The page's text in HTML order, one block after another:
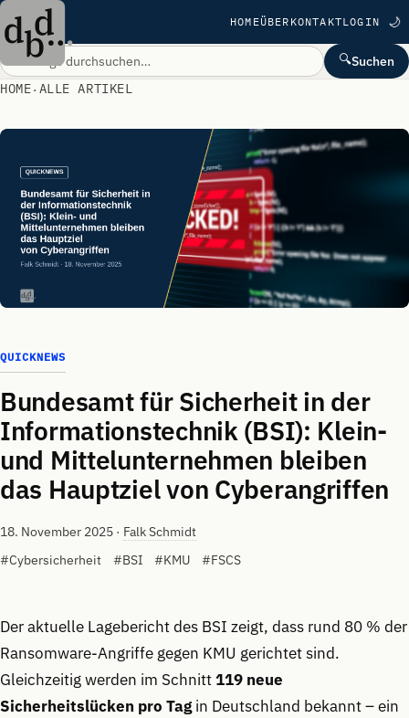
HOMEÜBER KONTAKTLOGIN 🌙
🔍Suchen
HOME· ALLE ARTIKEL
QUICKNEWS
Bundesamt für Sicherheit in der
Informationstechnik (BSI): Klein-
und Mittelunternehmen bleiben
das Hauptziel von Cyberangriffen
18. November 2025 · Falk Schmidt
#Cybersicherheit #BSI #KMU #FSCS
Der aktuelle Lagebericht des BSI zeigt, dass rund 80 % der
Ransomware-Angriffe gegen KMU gerichtet sind.
Gleichzeitig werden im Schnitt119 neue
Sicherheitslücken pro Tagin Deutschland bekannt – ein